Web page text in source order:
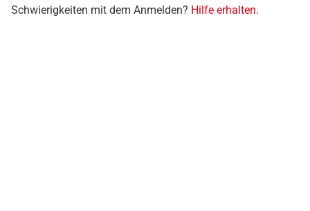
Schwierigkeiten mit dem Anmelden? Hilfe erhalten.